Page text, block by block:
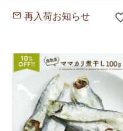
再入荷お知らせ